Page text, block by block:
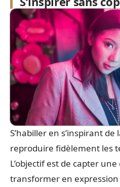
S’habiller en s’inspirant
reproduire fidèlement les
L’objectif est de capter
transformer en